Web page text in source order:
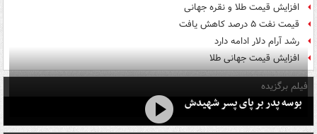
افزایش قیمت طلا و نقره جهانی
قیمت نفت ۵ درصد کاهش یافت
رشد آرام دلار ادامه دارد
افزایش قیمت جهانی طلا
فیلم برگزیده
بوسه‌ پدر بر پای پسر شهیدش